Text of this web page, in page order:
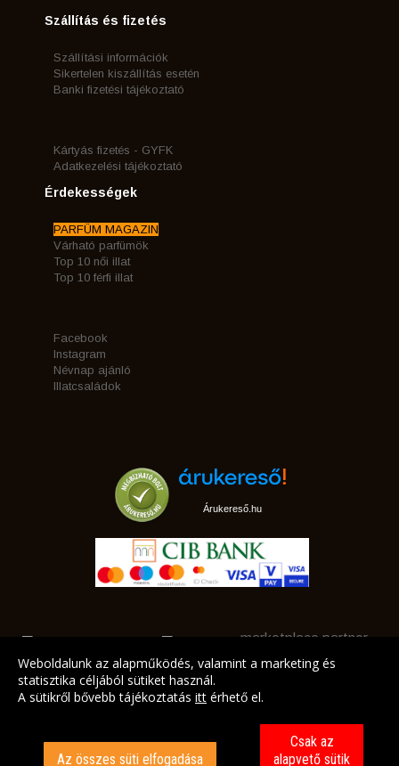
Szállítás és fizetés
Szállítási információk
Sikertelen kiszállítás esetén
Banki fizetési tájékoztató
Kártyás fizetés - GYFK
Adatkezelési tájékoztató
Érdekességek
PARFÜM MAGAZIN
Várható parfümök
Top 10 női illat
Top 10 férfi illat
Facebook
Instagram
Névnap ajánló
Illatcsaládok
Árukereső.hu
marketplace partner
Weboldalunk az alapműködés, valamint a marketing és
statisztika céljából sütiket használ.
A sütikről bővebb tájékoztatás itt érhető el.
Az összes süti elfogadása
Csak az
alapvető sütik